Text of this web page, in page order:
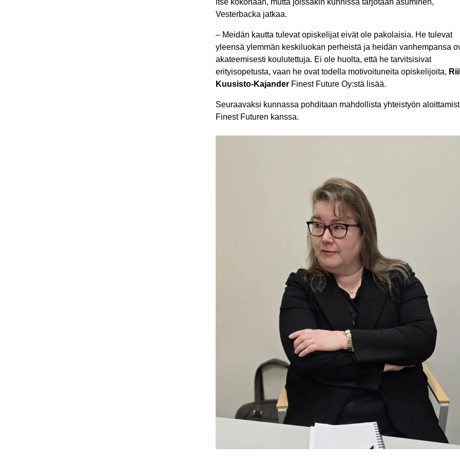
itse kokonaan, mutta joissakin kunnissa tarjotaan asuminen,
Vesterbacka jatkaa.
– Meidän kautta tulevat opiskelijat eivät ole pakolaisia. He tulevat
yleensä ylemmän keskiluokan perheistä ja heidän vanhempansa
akateemisesti koulutettuja. Ei ole huolta, että he tarvitsisivat
erityisopetusta, vaan he ovat todella motivoituneita opiskelijoita,
Kuusisto-Kajander Finest Future Oy:stä lisää.
Seuraavaksi kunnassa pohditaan mahdollista yhteistyön
Finest Futuren kanssa.